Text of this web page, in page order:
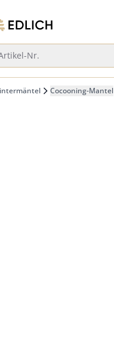
zur Startseite
Nr.
Cocooning-Mantel